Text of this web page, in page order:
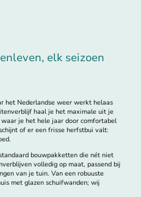
elk seizoen
het Nederlandse weer werkt helaas
haal je het maximale uit je
je het hele jaar door comfortabel
of er een frisse herfstbui valt:
bouwpakketten die nét niet
volledig op maat, passend bij
van je tuin. Van een robuuste
met glazen schuifwanden; wij